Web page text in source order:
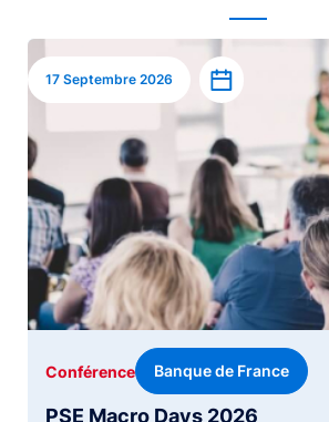
Image
17 Septembre 2026 Ajouter à
PSE Macro Days 2026
Conférence Banque de France